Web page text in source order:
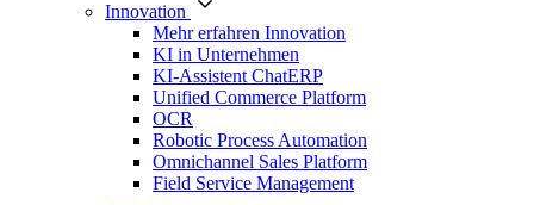
Innovation
Mehr erfahren Innovation
KI in Unternehmen
KI-Assistent ChatERP
Unified Commerce Platform
OCR
Robotic Process Automation
Omnichannel Sales Platform
Field Service Management